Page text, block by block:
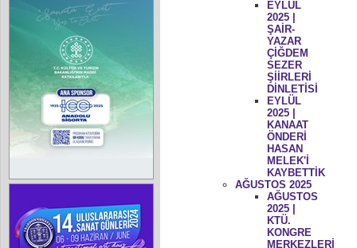
EYLÜL
2025 |
ŞAİR-
YAZAR
ÇİĞDEM
SEZER
ŞİİRLERİ
DİNLETİSİ
EYLÜL
2025 |
KANAAT
ÖNDERİ
HASAN
MELEK'İ
KAYBETTİK
AĞUSTOS 2025
AĞUSTOS
2025 |
KTÜ.
KONGRE
MERKEZLERİ